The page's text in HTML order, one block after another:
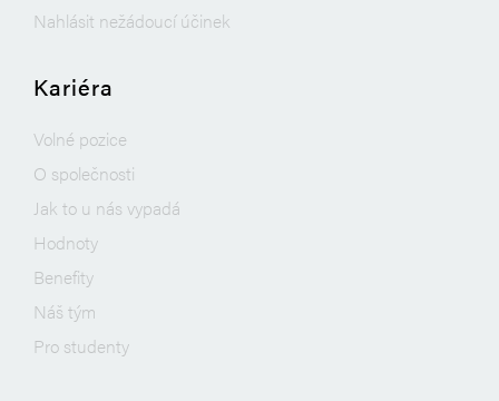
Nahlásit nežádoucí účinek
Kariéra
Volné pozice
O společnosti
Jak to u nás vypadá
Hodnoty
Benefity
Náš tým
Pro studenty